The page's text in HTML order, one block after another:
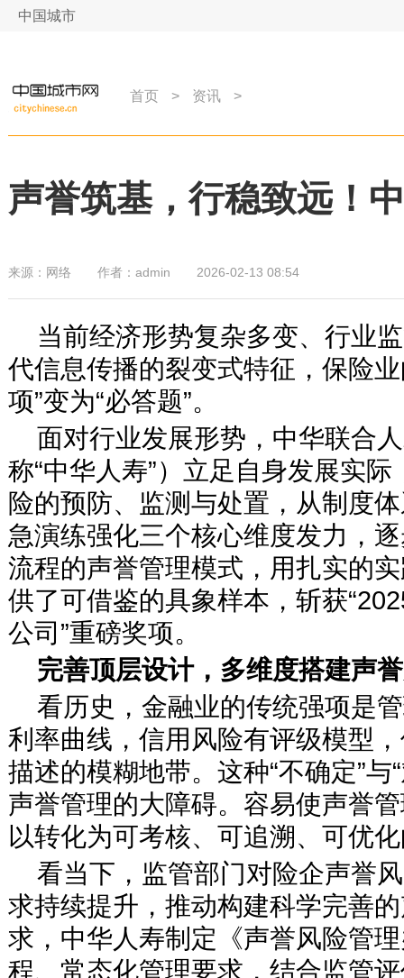
中国城市
首页 > 资讯 >
声誉筑基，行稳致远！
来源： 网络 作者： admin 2026-02-13 08:54
当前经济形势复杂多变、行业
代信息传播的裂变式特征，保险
项”变为“必答题”。
面对行业发展形势，中华联合
称“中华人寿”）立足自身发展实
险的预防、监测与处置，从制度
急演练强化三个核心维度发力，
流程的声誉管理模式，用扎实的
供了可借鉴的具象样本，斩获
公司”重磅奖项。
完善顶层设计，多维度搭建声
看历史，金融业的传统强项是
利率曲线，信用风险有评级模型
描述的模糊地带。这种“不确定”
声誉管理的大障碍。容易使声誉
以转化为可考核、可追溯、可优
看当下，监管部门对险企声誉
求持续提升，推动构建科学完善
求，中华人寿制定《声誉风险管
程、常态化管理要求，结合监管